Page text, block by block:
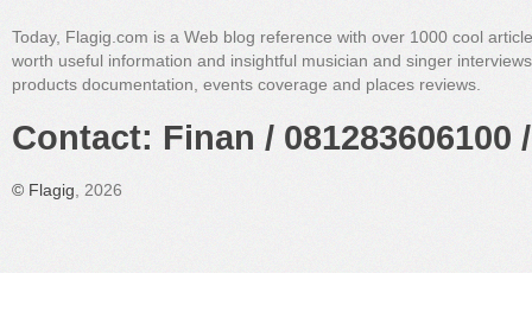
Today, Flagig.com is a Web blog reference with over 1000 cool
worth useful information and insightful musician and singer
products documentation, events coverage and places reviews.
Contact: Finan /
© Flagig , 2026